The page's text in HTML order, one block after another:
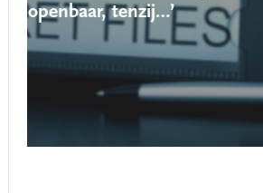
roept vaak